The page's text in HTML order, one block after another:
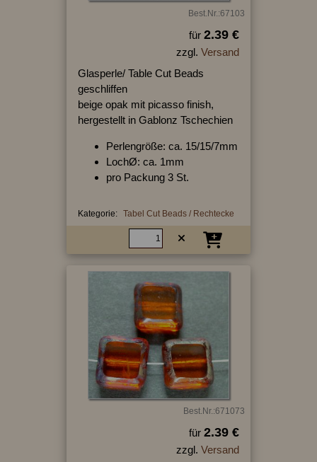
Best.Nr.:67103
für 2.39 €
zzgl. Versand
Glasperle/ Table Cut Beads
geschliffen
beige opak mit picasso finish,
hergestellt in Gablonz Tschechien
Perlengröße: ca. 15/15/7mm
LochØ: ca. 1mm
pro Packung 3 St.
Kategorie: Tabel Cut Beads / Rechtecke
Best.Nr.:671073
für 2.39 €
zzgl. Versand